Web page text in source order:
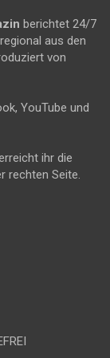
berichtet 24/7
aus den
von
YouTube und
ihr die
rechten Seite.